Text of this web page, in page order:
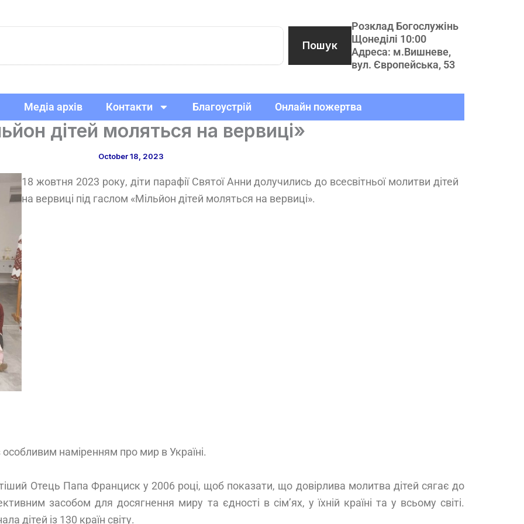
Пошук
Розклад Богослужінь
Щонеділі 10:00
Адреса: м.Вишневе,
вул. Європейська, 53
Медіа архів Контакти Благоустрій Онлайн пожертва
дітей моляться на вервиці»
October 18, 2023
18 жовтня 2023 року, діти парафії Святої Анни долучились до всесвітньої молитви дітей
на вервиці під гаслом «Мільйон дітей моляться на вервиці».
особливим наміренням про мир в Україні.
Отець Папа Франциск у 2006 році, щоб показати, що довірлива молитва дітей сягає до
засобом для досягнення миру та єдності в сім’ях, у їхній країні та у всьому світі.
дітей із 130 країн світу.